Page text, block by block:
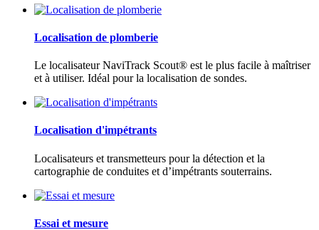
Localisation de plomberie
Le localisateur NaviTrack Scout® est le plus facile à maîtriser
et à utiliser. Idéal pour la localisation de sondes.
Localisation d'impétrants
Localisateurs et transmetteurs pour la détection et la
cartographie de conduites et d’impétrants souterrains.
Essai et mesure